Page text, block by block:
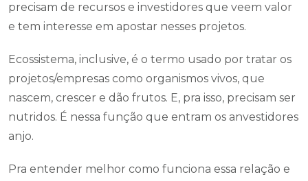
precisam de recursos e investidores que veem valor
e tem interesse em apostar nesses projetos.
Ecossistema, inclusive, é o termo usado por tratar os
projetos/empresas como organismos vivos, que
nascem, crescer e dão frutos. E, pra isso, precisam ser
nutridos. É nessa função que entram os anvestidores
anjo.
Pra entender melhor como funciona essa relação e